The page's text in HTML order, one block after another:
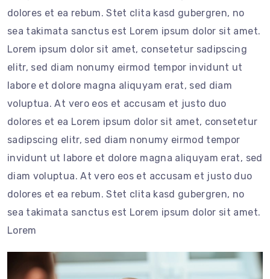
dolores et ea rebum. Stet clita kasd gubergren, no
sea takimata sanctus est Lorem ipsum dolor sit amet.
Lorem ipsum dolor sit amet, consetetur sadipscing
elitr, sed diam nonumy eirmod tempor invidunt ut
labore et dolore magna aliquyam erat, sed diam
voluptua. At vero eos et accusam et justo duo
dolores et ea Lorem ipsum dolor sit amet, consetetur
sadipscing elitr, sed diam nonumy eirmod tempor
invidunt ut labore et dolore magna aliquyam erat, sed
diam voluptua. At vero eos et accusam et justo duo
dolores et ea rebum. Stet clita kasd gubergren, no
sea takimata sanctus est Lorem ipsum dolor sit amet.
Lorem